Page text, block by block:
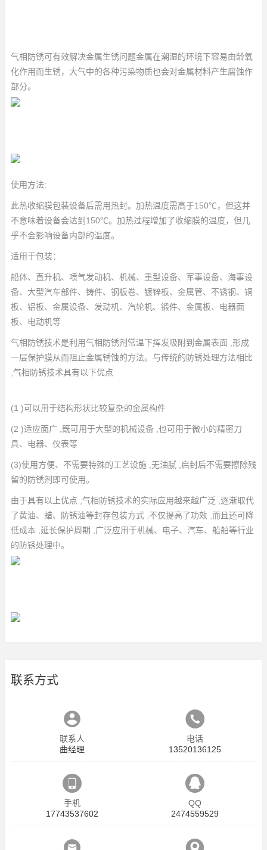
气相防锈可有效解决金属生锈问题金属在潮湿的环境下容易由龄氧
化作用而生锈，大气中的各种污染物质也会对金属材料产生腐蚀作
部分。
使用方法:
此热收缩膜包装设备后需用热封。加热温度需高于150℃，但这并
不意味着设备会达到150℃。加热过程增加了收缩膜的温度，但几
乎不会影响设备内部的温度。
适用于包装：
船体、直升机、喷气发动机、机械、重型设备、军事设备、海事设
备、大型汽车部件、铸件、钢板卷、镀锌板、金属管、不锈钢、铜
板、铝板、金属设备、发动机、汽轮机、锻件、金属板、电器面
板、电动机等
气相防锈技术是利用气相防锈剂常温下挥发吸附到金属表面 ,形成
一层保护膜从而阻止金属锈蚀的方法。与传统的防锈处理方法相比
,气相防锈技术具有以下优点
(1 )可以用于结构形状比较复杂的金属构件
(2 )适应面广 ,既可用于大型的机械设备 ,也可用于微小的精密刀
具、电器、仪表等
(3)使用方便、不需要特殊的工艺设施 ,无油腻 ,启封后不需要擦除残
留的防锈剂即可使用。
由于具有以上优点 ,气相防锈技术的实际应用越来越广泛 ,逐渐取代
了黄油、蜡、防锈油等封存包装方式 ,不仅提高了功效 ,而且还可降
低成本 ,延长保护周期 ,广泛应用于机械、电子、汽车、船舶等行业
的防锈处理中。
联系方式
联系人
曲经理
电话
13520136125
手机
17743537602
QQ
2474559529